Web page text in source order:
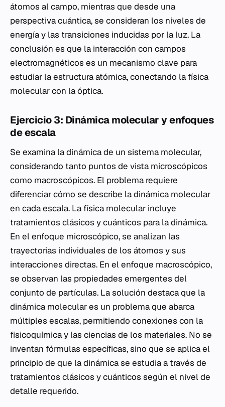
átomos al campo, mientras que desde una
perspectiva cuántica, se consideran los niveles de
energía y las transiciones inducidas por la luz. La
conclusión es que la interacción con campos
electromagnéticos es un mecanismo clave para
estudiar la estructura atómica, conectando la física
molecular con la óptica.
Ejercicio 3: Dinámica molecular y enfoques
de escala
Se examina la dinámica de un sistema molecular,
considerando tanto puntos de vista microscópicos
como macroscópicos. El problema requiere
diferenciar cómo se describe la dinámica molecular
en cada escala. La física molecular incluye
tratamientos clásicos y cuánticos para la dinámica.
En el enfoque microscópico, se analizan las
trayectorias individuales de los átomos y sus
interacciones directas. En el enfoque macroscópico,
se observan las propiedades emergentes del
conjunto de partículas. La solución destaca que la
dinámica molecular es un problema que abarca
múltiples escalas, permitiendo conexiones con la
fisicoquímica y las ciencias de los materiales. No se
inventan fórmulas específicas, sino que se aplica el
principio de que la dinámica se estudia a través de
tratamientos clásicos y cuánticos según el nivel de
detalle requerido.